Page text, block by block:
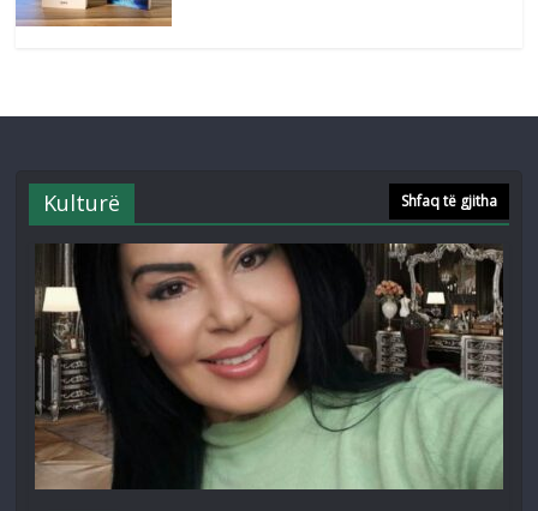
Kulturë Shfaq të gjitha